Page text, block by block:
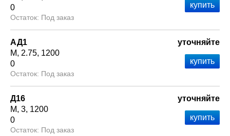
0
Под заказ
АД1
М
2.75 1200
0
Под заказ
уточняйте
Д16
М 3 1200
0
Под заказ
уточняйте